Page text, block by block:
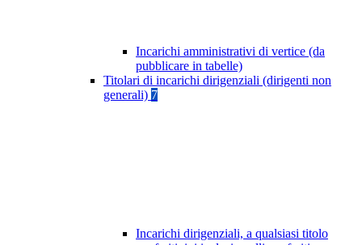
Incarichi amministrativi di vertice (da
pubblicare in tabelle)
Titolari di incarichi dirigenziali (dirigenti non
generali) 7
Incarichi dirigenziali, a qualsiasi titolo